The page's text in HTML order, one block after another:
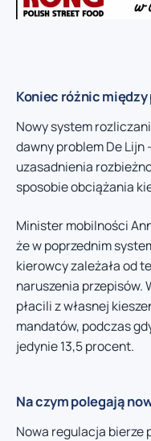
Koniec różnic
Nowy system
dawny problem De Lijn
uzasadnienia
sposobie obciążania
Minister mobilności
że w poprzednim
kierowcy zależała od
naruszenia przepisów.
płacili z własnej
mandatów, podczas
jedynie 13,5 procent.
Na czym polegają
Nowa regulacja bierze